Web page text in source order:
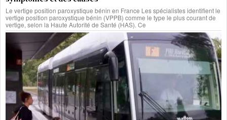
Le vertige position paroxystique bénin en France Les spécialistes identifient le
vertige position paroxystique bénin (VPPB) comme le type le plus courant de
vertige, selon la Haute Autorité de Santé (HAS). Ce